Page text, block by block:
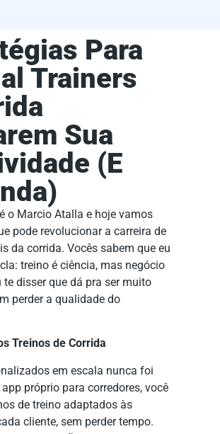
Para
Trainers
Sua
(E
o Marcio Atalla e hoje vamos
pode revolucionar a carreira de
da corrida. Vocês sabem que eu
treino é ciência, mas negócio
te disser que dá pra ser muito
perder a qualidade do
Treinos de Corrida
em escala nunca foi
próprio para corredores, você
de treino adaptados às
cliente, sem perder tempo.